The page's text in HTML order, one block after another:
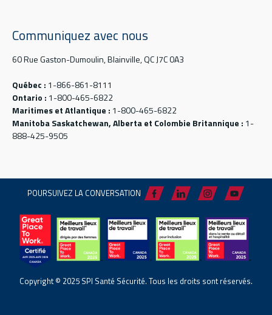
Communiquez avec nous
60 Rue Gaston-Dumoulin, Blainville, QC J7C 0A3
Québec : 1-866-861-8111
Ontario : 1-800-465-6822
Maritimes et Atlantique : 1-800-465-6822
Manitoba Saskatchewan, Alberta et Colombie Britannique : 1-
888-425-9505
POURSUIVEZ LA CONVERSATION
Copyright © 2025 SPI Santé Sécurité. Tous les droits sont réservés.